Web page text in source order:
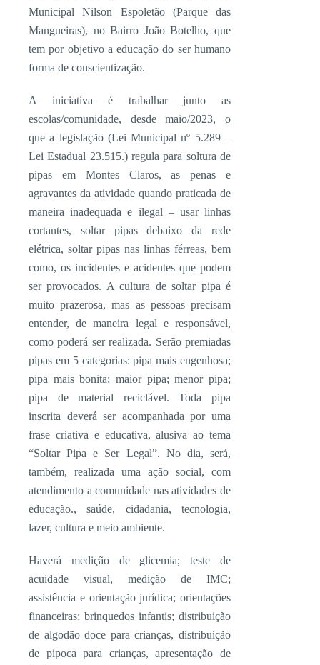
Municipal Nilson Espoletão (Parque das
Mangueiras), no Bairro João Botelho, que
tem por objetivo a educação do ser humano
forma de conscientização.
A iniciativa é trabalhar junto as
escolas/comunidade, desde maio/2023, o
que a legislação (Lei Municipal nº 5.289 –
Lei Estadual 23.515.) regula para soltura de
pipas em Montes Claros, as penas e
agravantes da atividade quando praticada de
maneira inadequada e ilegal – usar linhas
cortantes, soltar pipas debaixo da rede
elétrica, soltar pipas nas linhas férreas, bem
como, os incidentes e acidentes que podem
ser provocados. A cultura de soltar pipa é
muito prazerosa, mas as pessoas precisam
entender, de maneira legal e responsável,
como poderá ser realizada. Serão premiadas
pipas em 5 categorias: pipa mais engenhosa;
pipa mais bonita; maior pipa; menor pipa;
pipa de material reciclável. Toda pipa
inscrita deverá ser acompanhada por uma
frase criativa e educativa, alusiva ao tema
“Soltar Pipa e Ser Legal”. No dia, será,
também, realizada uma ação social, com
atendimento a comunidade nas atividades de
educação., saúde, cidadania, tecnologia,
lazer, cultura e meio ambiente.
Haverá medição de glicemia; teste de
acuidade visual, medição de IMC;
assistência e orientação jurídica; orientações
financeiras; brinquedos infantis; distribuição
de algodão doce para crianças, distribuição
de pipoca para crianças, apresentação de